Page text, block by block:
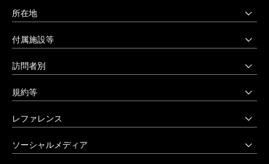
所在地
上野毛キャンパス
〒158-8558 東京都世田谷区上野毛3-15-34
03-3702-1141（代）
八王子キャンパス
〒192-0394 東京都八王子市鑓水2-1723
付属施設等
多摩美術大学図書館
多摩美術大学美術館
アートテーク
アートアーカイヴセンター
生涯学習センター
訪問者別
受験生の方へ
受験上の配慮をご希望の方へ
在学生の方へ
卒業生の方へ
規約等
公益通報窓口
非常時の対応
激甚災害等の特別支援について
レファレンス
創立90周年記念事業
卒業制作優秀作品集
ソーシャルメディア